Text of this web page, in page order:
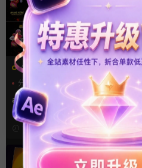
AE模板
分数
字幕模板 比赛
ae体育模板 足球比赛队伍PK
比分牌对决卡片球员介绍宣传
视频AE模板
1天前